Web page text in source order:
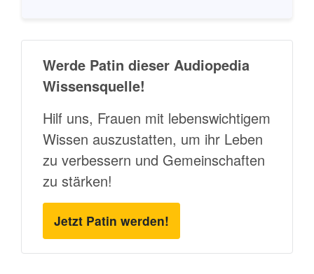
Werde Patin dieser Audiopedia
Wissensquelle!
Hilf uns, Frauen mit lebenswichtigem
Wissen auszustatten, um ihr Leben
zu verbessern und Gemeinschaften
zu stärken!
Jetzt Patin werden!